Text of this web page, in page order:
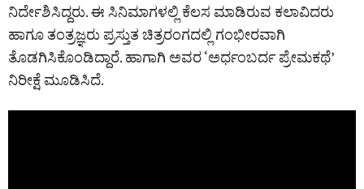
ನಿರ್ದೇಶಿಸಿದ್ದರು. ಈ ಸಿನಿಮಾಗಳಲ್ಲಿ ಕೆಲಸ ಮಾಡಿರುವ ಕಲಾವಿದರು
ಹಾಗೂ ತಂತ್ರಜ್ಞರು ಪ್ರಸ್ತುತ ಚಿತ್ರರಂಗದಲ್ಲಿ ಗಂಭೀರವಾಗಿ
ತೊಡಗಿಸಿಕೊಂಡಿದ್ದಾರೆ. ಹಾಗಾಗಿ ಅವರ ‘ಅರ್ಧಂಬರ್ದ ಪ್ರೇಮಕಥೆ’
ನಿರೀಕ್ಷೆ ಮೂಡಿಸಿದೆ.